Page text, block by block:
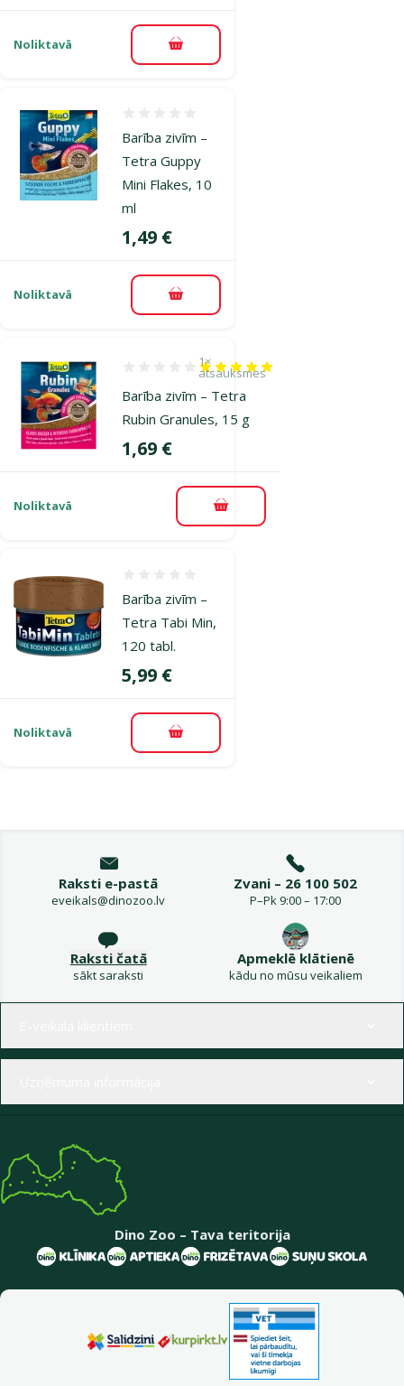
Noliktavā Pievienot grozam
Barība zivīm –
Tetra Guppy
Mini Flakes, 10
ml
Cena
1,49 €
Noliktavā Pievienot grozam
Barība zivīm – Tetra
Rubin Granules, 15 g
Atsauksmes 100%, reitingu skaits: 1
1×
atsauksmes
Cena
1,69 €
Noliktavā Pievienot grozam
Barība zivīm –
Tetra Tabi Min,
120 tabl.
Cena
5,99 €
Noliktavā Pievienot grozam
Raksti e-pastā
eveikals@dinozoo.lv
Zvani – 26 100 502
P–Pk 9:00 – 17:00
Raksti čatā
sākt saraksti
Apmeklē klātienē
kādu no mūsu veikaliem
Dino Zoo – Tava teritorija